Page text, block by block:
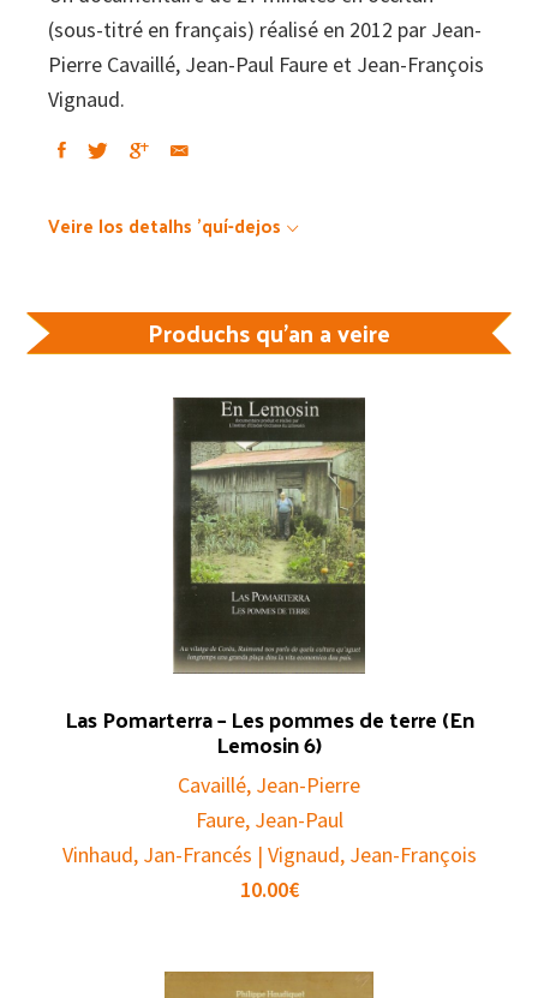
(sous-titré en français) réalisé en 2012 par Jean-
Pierre Cavaillé, Jean-Paul Faure et Jean-François
Vignaud.
Veire los detalhs 'quí-dejos
Produchs qu'an a veire
Las Pomarterra – Les pommes de terre (En
Lemosin 6)
Cavaillé, Jean-Pierre
Faure, Jean-Paul
Vinhaud, Jan-Francés | Vignaud, Jean-François
10.00€